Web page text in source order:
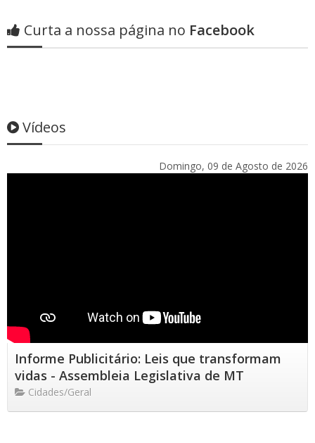
Curta a nossa página no Facebook
Vídeos
Domingo, 09 de Agosto de 2026
Informe Publicitário: Leis que transformam
vidas - Assembleia Legislativa de MT
Cidades/Geral